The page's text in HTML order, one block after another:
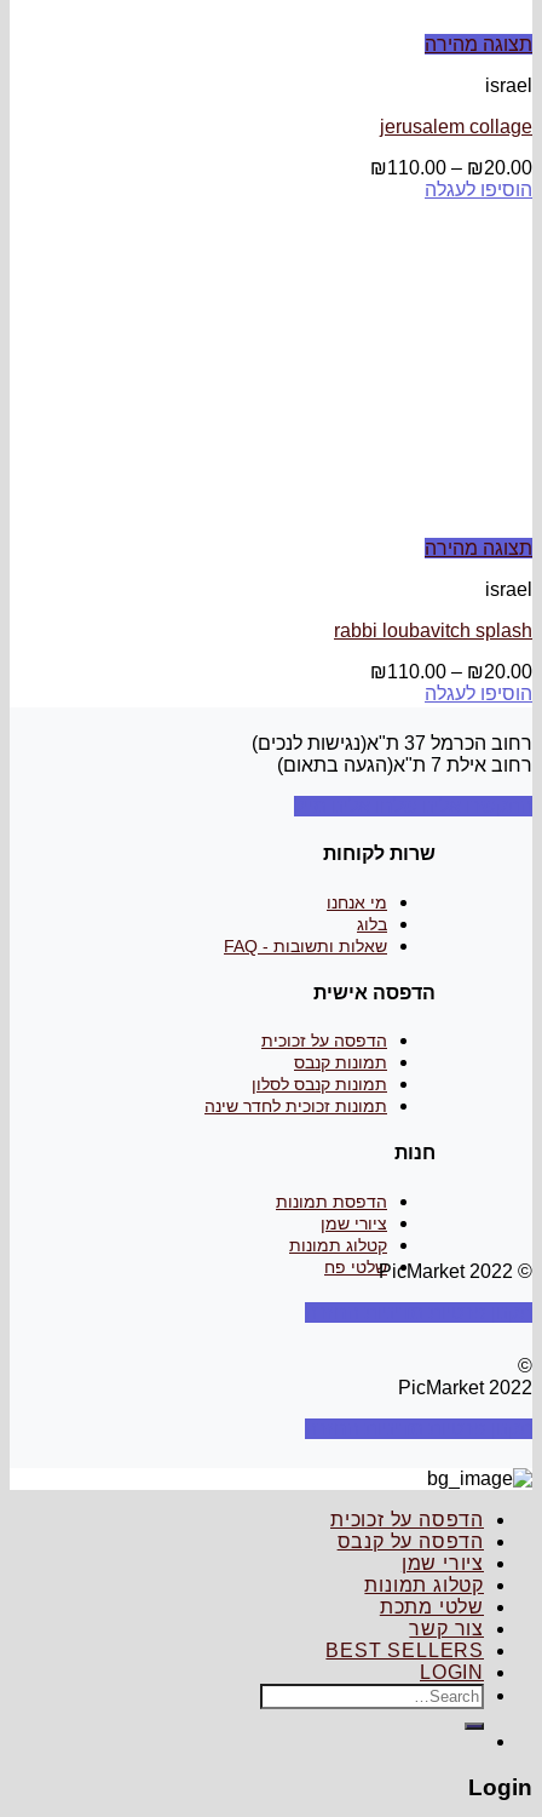
תצוגה מהירה
israel
jerusalem collage
₪20.00
–
₪110.00
הוסיפו לעגלה
תצוגה מהירה
israel
rabbi loubavitch splash
₪20.00
–
₪110.00
הוסיפו לעגלה
רחוב הכרמל 37 ת"א(נגישות לנכים)
רחוב אילת 7 ת"א(הגעה בתאום)
שרות לקוחות
מי אנחנו
בלוג
שאלות ותשובות - FAQ
הדפסה אישית
הדפסה על זכוכית
תמונות קנבס
תמונות קנבס לסלון
תמונות זכוכית לחדר שינה
חנות
הדפסת תמונות
ציורי שמן
קטלוג תמונות
שלטי פח
© PicMarket 2022
©
PicMarket 2022
הדפסה על זכוכית
הדפסה על קנבס
ציורי שמן
קטלוג תמונות
שלטי מתכת
צור קשר
BEST SELLERS
LOGIN
Search
for:
Login